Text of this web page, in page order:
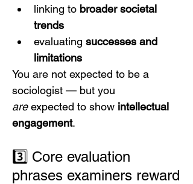
linking to broader societal
trends
evaluating successes and
limitations
You are not expected to be a
sociologist — but you
are expected to show intellectual
engagement.
3️⃣ Core evaluation
phrases examiners reward